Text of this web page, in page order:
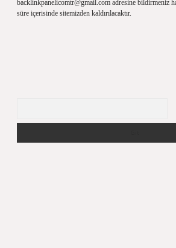
backlinkpanelicomtr@gmail.com adresine bildirmeniz
süre içerisinde sitemizden kaldırılacaktır.